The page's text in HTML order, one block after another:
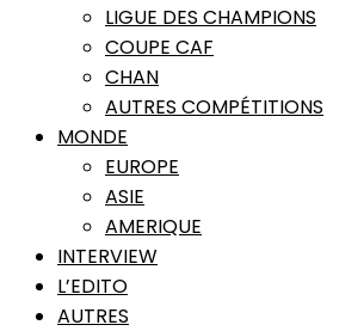
LIGUE DES CHAMPIONS
COUPE CAF
CHAN
AUTRES COMPÉTITIONS
MONDE
EUROPE
ASIE
AMERIQUE
INTERVIEW
L’EDITO
AUTRES